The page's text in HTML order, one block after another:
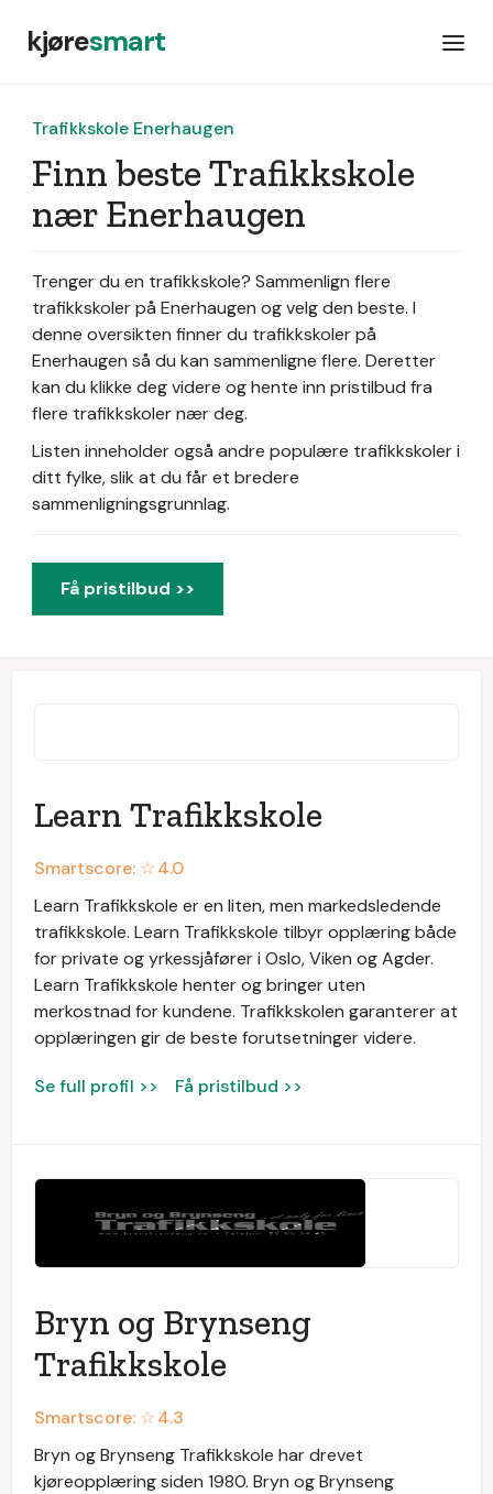
kjøresmart
Trafikkskole Enerhaugen
Finn beste Trafikkskole
nær Enerhaugen
Trenger du en trafikkskole? Sammenlign flere
trafikkskoler på Enerhaugen og velg den beste. I
denne oversikten finner du trafikkskoler på
Enerhaugen så du kan sammenligne flere. Deretter
kan du klikke deg videre og hente inn pristilbud fra
flere trafikkskoler nær deg.
Listen inneholder også andre populære trafikkskoler i
ditt fylke, slik at du får et bredere
sammenligningsgrunnlag.
Få pristilbud >>
Learn Trafikkskole
Smartscore: ☆4.0
Learn Trafikkskole er en liten, men markedsledende
trafikkskole. Learn Trafikkskole tilbyr opplæring både
for private og yrkessjåfører i Oslo, Viken og Agder.
Learn Trafikkskole henter og bringer uten
merkostnad for kundene. Trafikkskolen garanterer at
opplæringen gir de beste forutsetninger videre.
Se full profil >> Få pristilbud >>
Bryn og Brynseng
Trafikkskole
Smartscore: ☆4.3
Bryn og Brynseng Trafikkskole har drevet
kjøreopplæring siden 1980. Bryn og Brynseng